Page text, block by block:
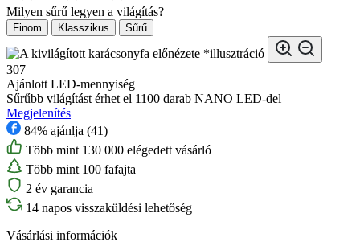
Milyen sűrű legyen a világítás?
Finom Klasszikus Sűrű
*illusztráció
307
Ajánlott LED-mennyiség
Sűrűbb világítást érhet el 1100 darab NANO LED-del
Megjelenítés
84% ajánlja (41)
Több mint 130 000 elégedett vásárló
Több mint 100 fafajta
2 év garancia
14 napos visszaküldési lehetőség
Vásárlási információk